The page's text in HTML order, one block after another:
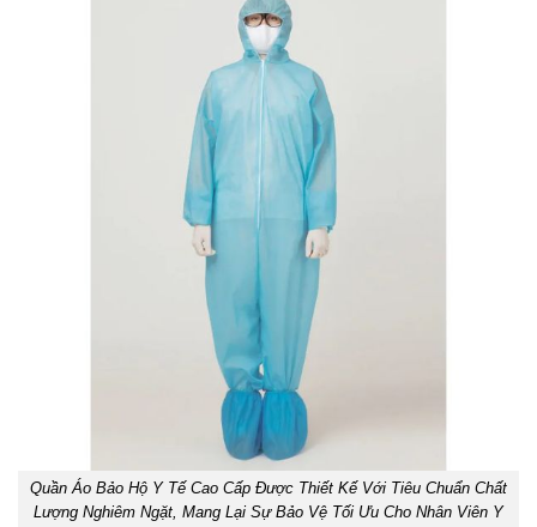
Quần Áo Bảo Hộ Y Tế Cao Cấp Được Thiết Kế Với Tiêu Chuẩn Chất
Lượng Nghiêm Ngặt, Mang Lại Sự Bảo Vệ Tối Ưu Cho Nhân Viên Y